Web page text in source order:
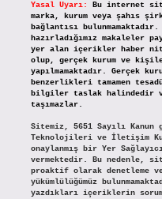
Yasal Uyarı:
Bu internet
marka, kurum veya şahıs
bağlantısı
hazırladığımız makaleler
yer alan içerikler haber
olup, gerçek kurum ve
yapılmamaktadır. Gerçek
benzerlikleri tamamen
bilgiler taslak halindedir
taşımazlar.
Sitemiz, 5651 Sayılı
Teknolojileri ve İletişim
onaylanmış bir Yer
vermektedir. Bu nedenle,
proaktif olarak denetleme
yükümlülüğümüz
yazdıkları içeriklerin